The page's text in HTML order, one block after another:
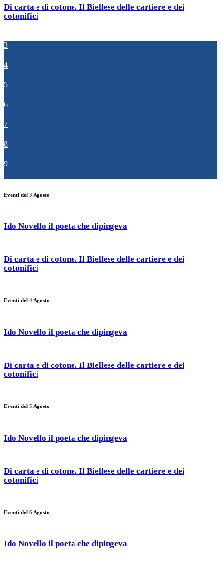
Di carta e di cotone. Il Biellese delle cartiere e dei
cotonifici
3
4
5
6
7
8
9
Eventi del 3 Agosto
Ido Novello il poeta che dipingeva
Di carta e di cotone. Il Biellese delle cartiere e dei
cotonifici
Eventi del 4 Agosto
Ido Novello il poeta che dipingeva
Di carta e di cotone. Il Biellese delle cartiere e dei
cotonifici
Eventi del 5 Agosto
Ido Novello il poeta che dipingeva
Di carta e di cotone. Il Biellese delle cartiere e dei
cotonifici
Eventi del 6 Agosto
Ido Novello il poeta che dipingeva